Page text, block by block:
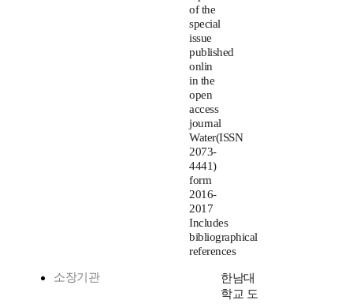
of the
special
issue
published
onlin
in the
open
access
journal
Water(ISSN
2073-
4441)
form
2016-
2017
Includes
bibliographical
references
소장기관
한남대
학교 도